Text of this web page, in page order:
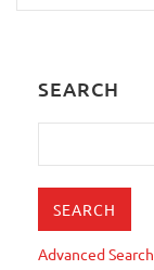
SEARCH
Advanced Search